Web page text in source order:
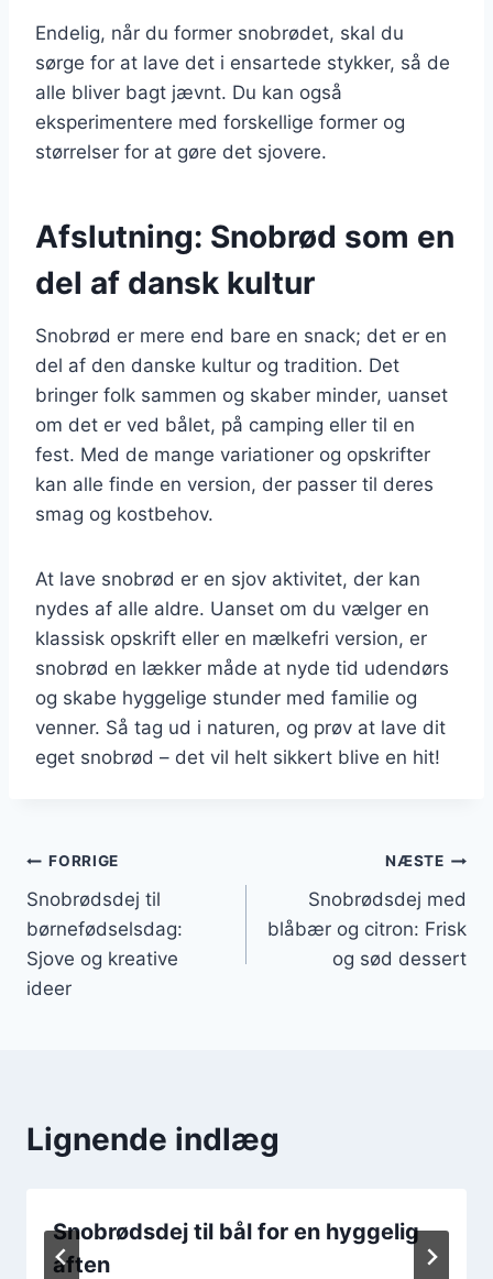
Endelig, når du former snobrødet, skal du
sørge for at lave det i ensartede stykker, så de
alle bliver bagt jævnt. Du kan også
eksperimentere med forskellige former og
størrelser for at gøre det sjovere.
Afslutning: Snobrød som en
del af dansk kultur
Snobrød er mere end bare en snack; det er en
del af den danske kultur og tradition. Det
bringer folk sammen og skaber minder, uanset
om det er ved bålet, på camping eller til en
fest. Med de mange variationer og opskrifter
kan alle finde en version, der passer til deres
smag og kostbehov.
At lave snobrød er en sjov aktivitet, der kan
nydes af alle aldre. Uanset om du vælger en
klassisk opskrift eller en mælkefri version, er
snobrød en lækker måde at nyde tid udendørs
og skabe hyggelige stunder med familie og
venner. Så tag ud i naturen, og prøv at lave dit
eget snobrød – det vil helt sikkert blive en hit!
Indlægsnavigation
FORRIGE
Snobrødsdej til
børnefødselsdag:
Sjove og kreative
ideer
NÆSTE
Snobrødsdej med
blåbær og citron: Frisk
og sød dessert
Lignende indlæg
Snobrødsdej til bål for en hyggelig
aften